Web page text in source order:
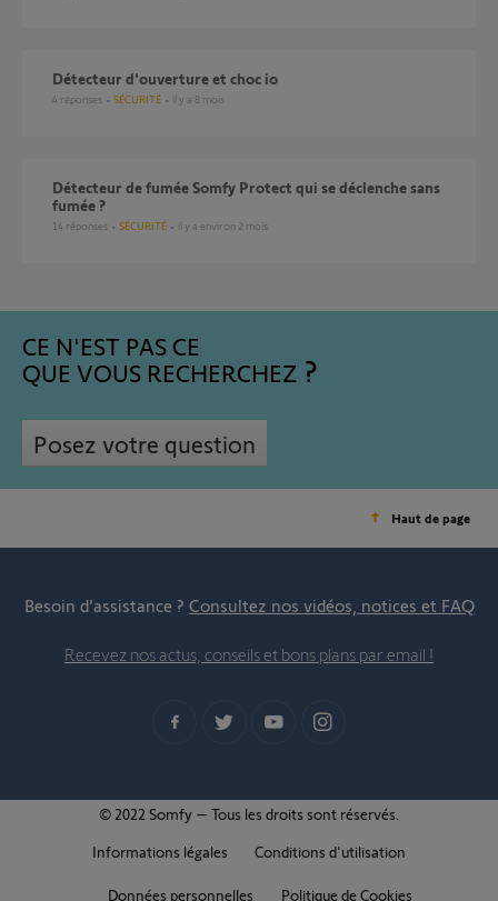
Détecteur d'ouverture et choc io
4 réponses SÉCURITÉ il y a 8 mois
Détecteur de fumée Somfy Protect qui se déclenche sans
fumée ?
14 réponses SÉCURITÉ il y a environ 2 mois
CE N'EST PAS CE
QUE VOUS RECHERCHEZ
Posez votre question
Haut de page
Besoin d’assistance ? Consultez nos vidéos, notices et FAQ
Recevez nos actus, conseils et bons plans par email !
© 2022 Somfy – Tous les droits sont réservés.
Informations légales
Conditions d'utilisation
Données personnelles Politique de Cookies